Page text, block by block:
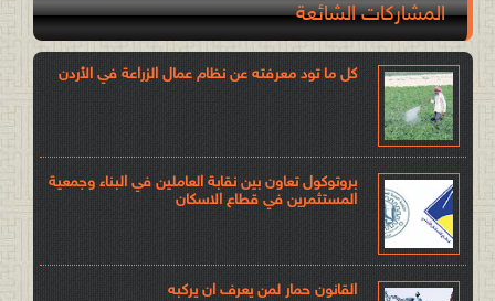
المشاركات الشائعة
كل ما تود معرفته عن نظام عمال الزراعة في الأردن
بروتوكول تعاون بين نقابة العاملين في البناء وجمعية
المستثمرين في قطاع الاسكان
القانون حمار لمن يعرف ان يركبه